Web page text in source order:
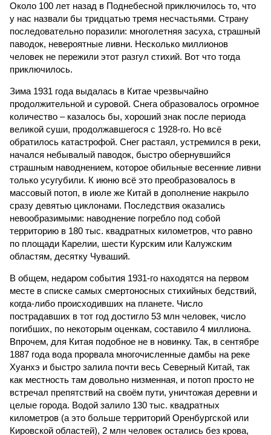
Около 100 лет назад в Поднебесной приключилось то, что
у нас назвали бы тридцатью тремя несчастьями. Страну
последовательно поразили: многолетняя засуха, страшный
паводок, невероятные ливни. Несколько миллионов
человек не пережили этот разгул стихий. Вот что тогда
приключилось.
Зима 1931 года выдалась в Китае чрезвычайно
продолжительной и суровой. Снега образовалось огромное
количество – казалось бы, хороший знак после периода
великой суши, продолжавшегося с 1928-го. Но всё
обратилось катастрофой. Снег растаял, устремился в реки,
начался небывалый паводок, быстро обернувшийся
страшным наводнением, которое обильные весенние ливни
только усугубили. К июню всё это преобразовалось в
массовый потоп, в июле же Китай в дополнение накрыло
сразу девятью циклонами. Последствия оказались
невообразимыми: наводнение погребло под собой
территорию в 180 тыс. квадратных километров, что равно
по площади Карелии, шести Курским или Калужским
областям, десятку Чуваший.
В общем, недаром события 1931-го находятся на первом
месте в списке самых смертоносных стихийных бедствий,
когда-либо происходивших на планете. Число
пострадавших в тот год достигло 53 млн человек, число
погибших, по некоторым оценкам, составило 4 миллиона.
Впрочем, для Китая подобное не в новинку. Так, в сентябре
1887 года вода прорвала многочисленные дамбы на реке
Хуанхэ и быстро залила почти весь Северный Китай, так
как местность там довольно низменная, и потоп просто не
встречал препятствий на своём пути, уничтожая деревни и
целые города. Водой залило 130 тыс. квадратных
километров (а это больше территорий Оренбургской или
Кировской областей), 2 млн человек остались без крова,